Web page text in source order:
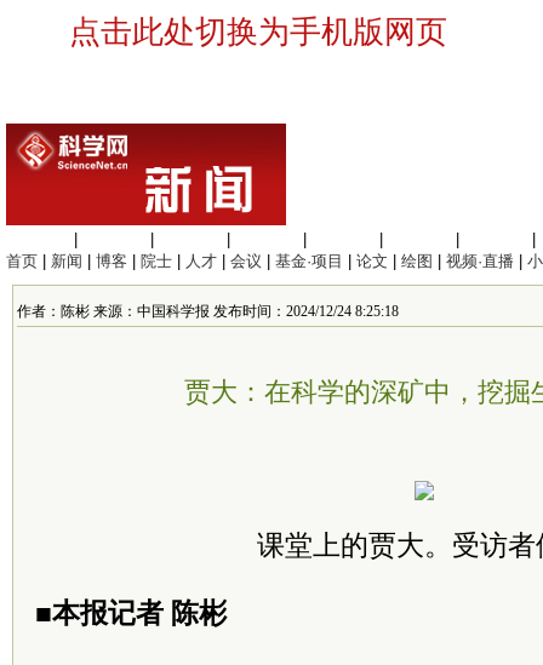
点击此处切换为手机版网页
首页
新闻 博客 院士 人才 会议 基金·项目 论文 绘图 视频·直播
作者：陈彬 来源：中国科学报 发布时间：2024/12/24 8:25:18
贾大：在科学的深矿中，挖掘
课堂上的贾大。受访者
■本报记者 陈彬